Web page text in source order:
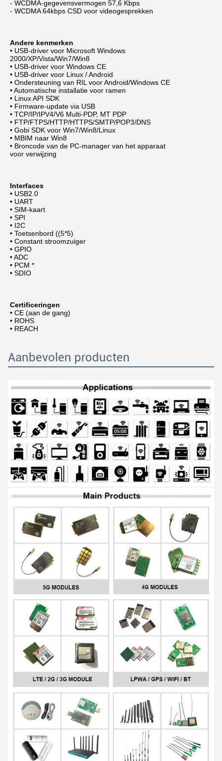
- WCDMA-gegevensvermogen 57,6 Kbps
- WCDMA 64kbps CSD voor videogesprekken
Andere kenmerken
• USB-driver voor Microsoft Windows
2000/XP/Vista/Win7/Win8
• USB-driver voor Windows CE
• USB-driver voor Linux / Android
• Ondersteuning van RIL voor Android/Windows CE
• Automatische installatie voor ramen
• Linux API SDK
• Firmware-update via USB
• TCP/IP/IPV4/V6 Multi-PDP, MT PDP
• FTP/FTPS/HTTP/HTTPS/SMTP/POP3/DNS
• Gobi SDK voor Win7/Win8/Linux
• MBIM naar Win8
• Broncode van de PC-manager van het apparaat
voor verwijzing
Interfaces
• USB2.0
• UART
• SIM-kaart
• SPI
• I2C
• Toetsenbord ((5*5)
• Constant stroomzuiger
• GPIO
• ADC
• PCM *
• SDIO
Certificeringen
• CE (aan de gang)
• ROHS
• REACH
Aanbevolen producten